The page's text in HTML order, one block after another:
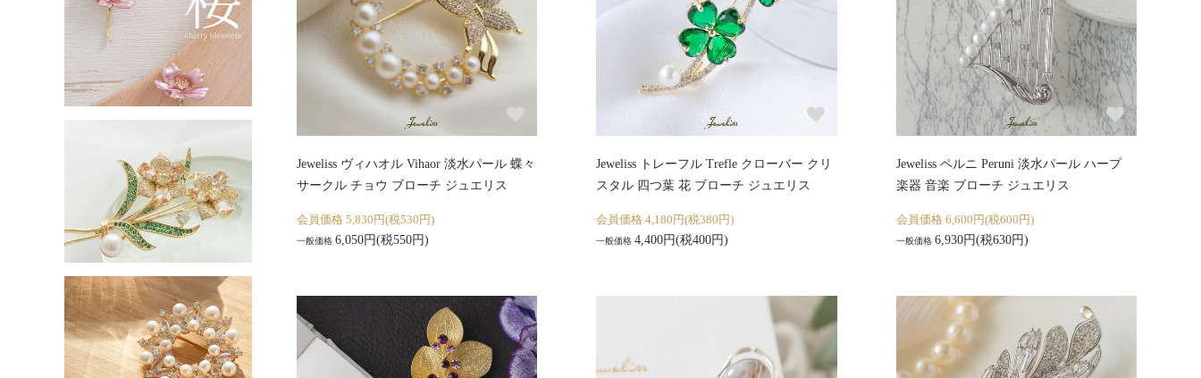
Jeweliss ヴィハオル Vihaor 淡水パール 蝶々
サークル チョウ ブローチ ジュエリス
会員価格 5,830円(税530円)
一般価格 6,050円(税550円)
Jeweliss トレーフル Trefle クローバー クリ
スタル 四つ葉 花 ブローチ ジュエリス
会員価格 4,180円(税380円)
一般価格4,400円(税400円)
Jeweliss ペルニ Peruni 淡水パール ハープ
楽器 音楽 ブローチ ジュエリス
会員価格 6,600円(税600円)
一般価格 6,930円(税630円)